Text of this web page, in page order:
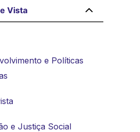
Vista
e Políticas
e Justiça Social